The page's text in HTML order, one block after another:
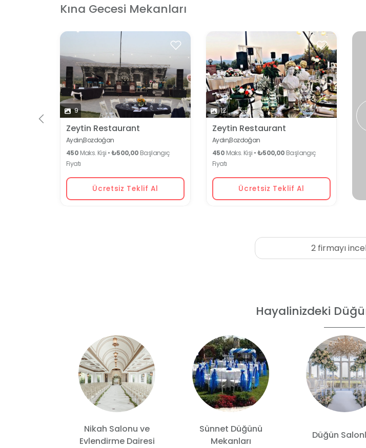
Kına Gecesi Mekanları
9
Zeytin Restaurant
Aydın,Bozdoğan
450 Maks. Kişi •₺500,00 Başlangıç
Fiyatı
Ücretsiz Teklif Al
12
Zeytin Restaurant
Aydın,Bozdoğan
450 Maks. Kişi •₺500,00 Başlangıç
Fiyatı
Ücretsiz Teklif Al
2 firmayı
Hayalinizdeki
Nikah Salonu ve
Evlendirme Dairesi
Sünnet Düğünü
Mekanları
Düğün